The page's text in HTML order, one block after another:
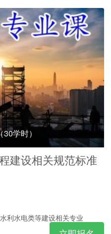
学时）
建设相关规范标准
利水电类等建设相关专业